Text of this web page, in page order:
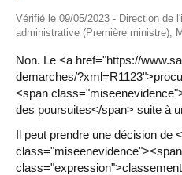
Vérifié le 09/05/2023 - Direction de
administrative (Première ministre),
Non. Le <a href="https://
demarches/
<span
des poursuites</span> suite à
Il peut prendre une décision de
class="miseenevidence"><span